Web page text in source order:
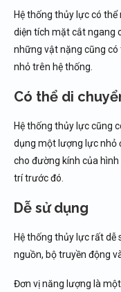
Hệ thống thủy lực có
diện tích mặt cắt ngang
những vật nặng cũng
nhỏ trên hệ thống.
Có thể di
Hệ thống thủy lực cũng
dụng một lượng lực nhỏ
cho đường kính của
trí trước đó.
Dễ sử dụng
Hệ thống thủy lực rất dễ
nguồn, bộ truyền động
Đơn vị năng lượng là